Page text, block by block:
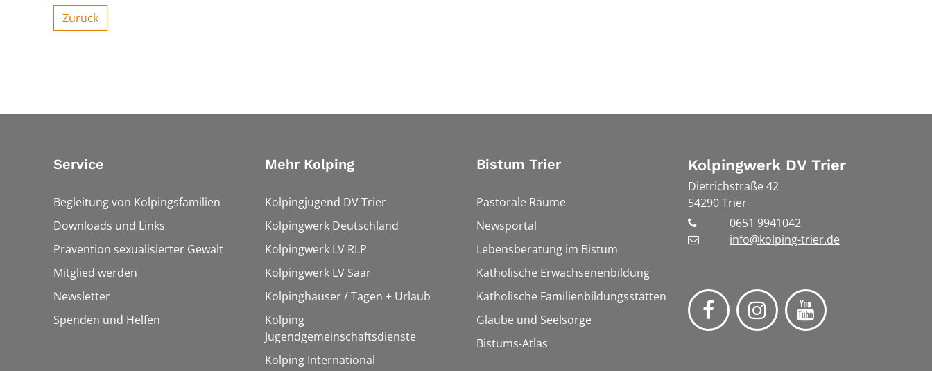
Zurück
Service
Begleitung von Kolpingsfamilien
Downloads und Links
Prävention sexualisierter Gewalt
Mitglied werden
Newsletter
Spenden und Helfen
Mehr Kolping
Kolpingjugend DV Trier
Kolpingwerk Deutschland
Kolpingwerk LV RLP
Kolpingwerk LV Saar
Kolpinghäuser / Tagen + Urlaub
Kolping
Jugendgemeinschaftsdienste
Kolping International
Bistum Trier
Pastorale Räume
Newsportal
Lebensberatung im Bistum
Katholische Erwachsenenbildung
Katholische Familienbildungsstätten
Glaube und Seelsorge
Bistums-Atlas
Kolpingwerk DV Trier
Dietrichstraße 42
54290Trier
0651 9941042
info@kolping-trier.de